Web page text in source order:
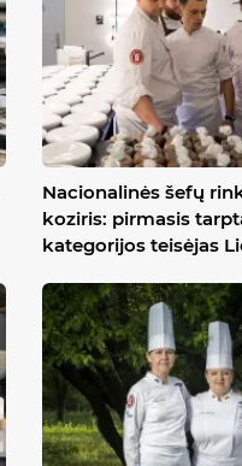
Nacionalinės šefų
koziris: pirmasis
kategorijos teisėjas